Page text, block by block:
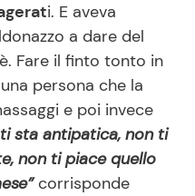
i. E aveva
a dare del
Fare il finto tonto in
persona che la
e poi invece
ti sta antipatica, non ti
non ti piace quello
corrisponde